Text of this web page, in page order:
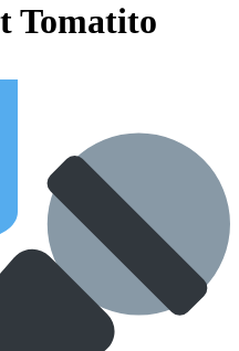
Tomatito